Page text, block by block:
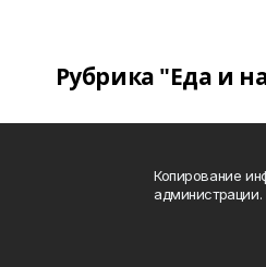
Рубрика "Еда и
Копирование
администрации.